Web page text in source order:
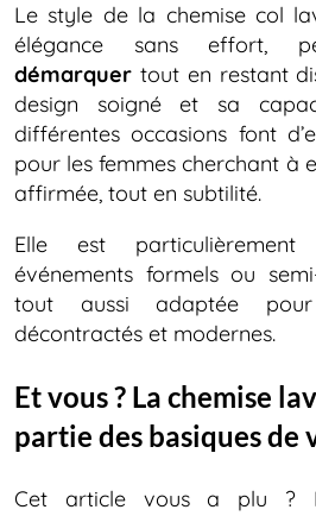
Le style de la chemise col
élégance sans effort,
démarquer tout en restant
design soigné et sa
différentes occasions font
pour les femmes cherchant à
affirmée, tout en subtilité.
Elle est
événements formels ou
tout aussi adaptée
décontractés et modernes.
Et vous ? La chemise
partie des basiques de
Cet article vous a plu ?